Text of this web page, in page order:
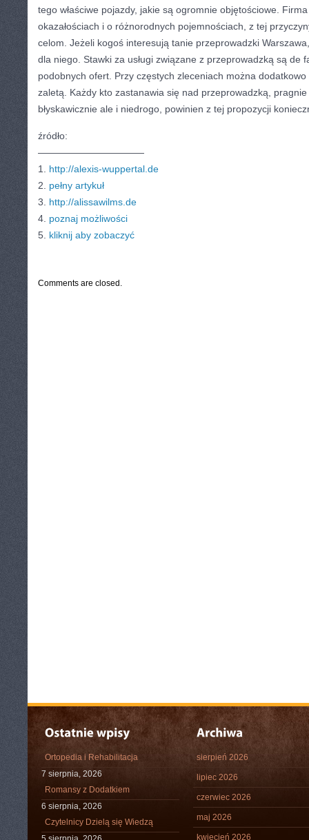
tego właściwe pojazdy, jakie są ogromnie objętościowe.
okazałościach i o różnorodnych pojemnościach, z tej
celom. Jeżeli kogoś interesują tanie przeprowadzki
dla niego. Stawki za usługi związane z przeprowadzką są de
podobnych ofert. Przy częstych zleceniach można
zaletą. Każdy kto zastanawia się nad przeprowadzką,
błyskawicznie ale i niedrogo, powinien z tej propozycji
źródło:
———————————
1. http://alexis-wuppertal.de
2. pełny artykuł
3. http://alissawilms.de
4. poznaj możliwości
5. kliknij aby zobaczyć
Comments are closed.
Ortopedia i Rehabilitacja
7 sierpnia, 2026
Romansy z Dodatkiem
6 sierpnia, 2026
Czytelnicy Dzielą się Wiedzą
sierpień 2026
lipiec 2026
czerwiec 2026
maj 2026
kwiecień 2026